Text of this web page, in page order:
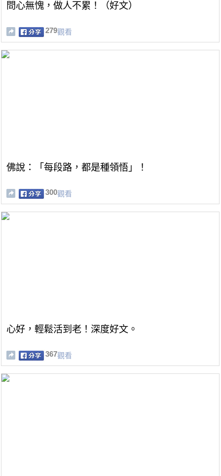
問心無愧，做人不累！（好文）
279觀看
佛說：「每段路，都是種領悟」！
300觀看
心好，輕鬆活到老！深度好文。
367觀看